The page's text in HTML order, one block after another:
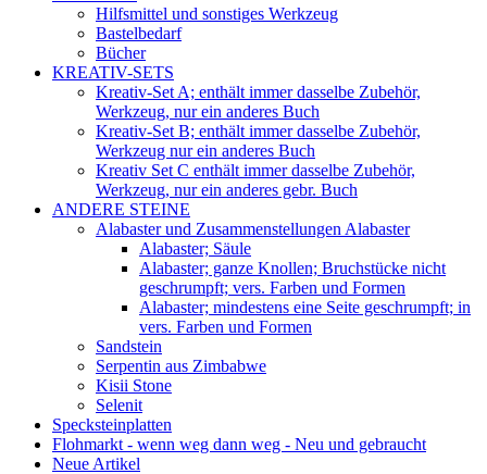
Hilfsmittel und sonstiges Werkzeug
Bastelbedarf
Bücher
KREATIV-SETS
Kreativ-Set A; enthält immer dasselbe Zubehör,
Werkzeug, nur ein anderes Buch
Kreativ-Set B; enthält immer dasselbe Zubehör,
Werkzeug nur ein anderes Buch
Kreativ Set C enthält immer dasselbe Zubehör,
Werkzeug, nur ein anderes gebr. Buch
ANDERE STEINE
Alabaster und Zusammenstellungen Alabaster
Alabaster; Säule
Alabaster; ganze Knollen; Bruchstücke nicht
geschrumpft; vers. Farben und Formen
Alabaster; mindestens eine Seite geschrumpft; in
vers. Farben und Formen
Sandstein
Serpentin aus Zimbabwe
Kisii Stone
Selenit
Specksteinplatten
Flohmarkt - wenn weg dann weg - Neu und gebraucht
Neue Artikel